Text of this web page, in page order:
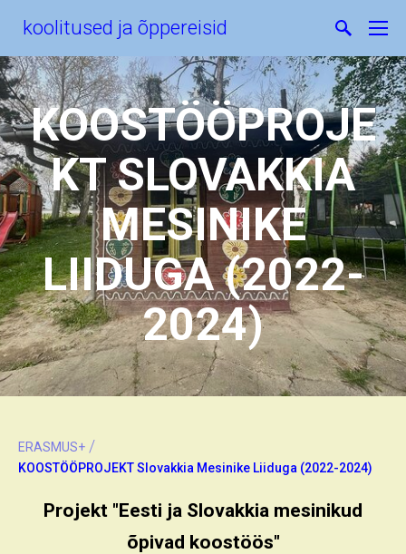
koolitused ja õppereisid
KOOSTÖÖPROJE
KT SLOVAKKIA
MESINIKE
LIIDUGA (2022-
2024)
ERASMUS+ /
KOOSTÖÖPROJEKT Slovakkia Mesinike Liiduga (2022-2024)
Projekt "Eesti ja Slovakkia mesinikud
õpivad koostöös"